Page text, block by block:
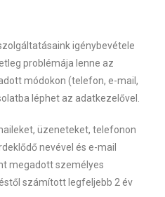
igénybevétele
problémája lenne az
módokon (telefon, e-mail,
léphet az adatkezelővel.
üzeneteket, telefonon
nevével és e-mail
megadott személyes
számított legfeljebb 2 év